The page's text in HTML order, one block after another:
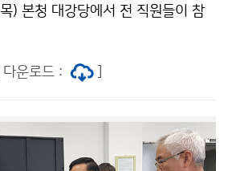
) 본청 대강당에서 전 직원들이 참
[ 다운로드 :